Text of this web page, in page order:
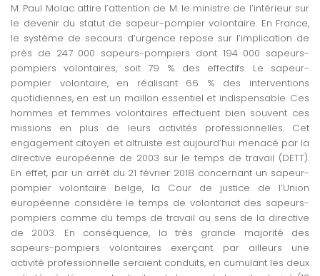
M. Paul Molac attire l’attention de M. le ministre de l’intérieur sur
le devenir du statut de sapeur-pompier volontaire. En France,
le système de secours d’urgence repose sur l’implication de
près de 247 000 sapeurs-pompiers dont 194 000 sapeurs-
pompiers volontaires, soit 79 % des effectifs. Le sapeur-
pompier volontaire, en réalisant 66 % des interventions
quotidiennes, en est un maillon essentiel et indispensable. Ces
hommes et femmes volontaires effectuent bien souvent ces
missions en plus de leurs activités professionnelles. Cet
engagement citoyen et altruiste est aujourd’hui menacé par la
directive européenne de 2003 sur le temps de travail (DETT).
En effet, par un arrêt du 21 février 2018 concernant un sapeur-
pompier volontaire belge, la Cour de justice de l’Union
européenne considère le temps de volontariat des sapeurs-
pompiers comme du temps de travail au sens de la directive
de 2003. En conséquence, la très grande majorité des
sapeurs-pompiers volontaires exerçant par ailleurs une
activité professionnelle seraient conduits, en cumulant les deux